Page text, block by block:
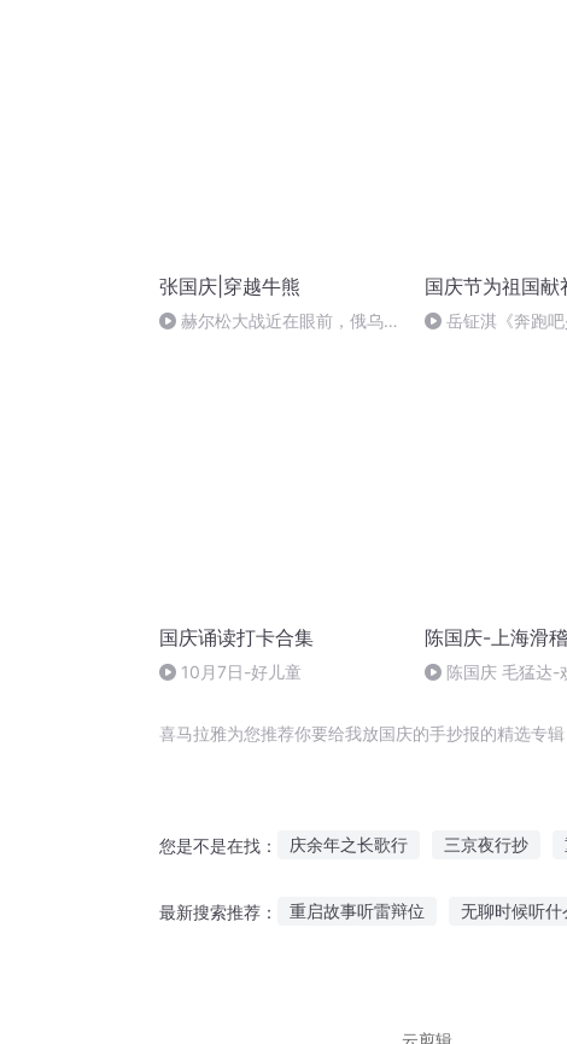
张国庆|穿越牛熊
赫尔松大战近在眼前，俄乌冲
国庆节为祖国献
岳钲淇《奔跑吧
国庆诵读打卡合集
10月7日-好儿童
陈国庆-上海滑稽
陈国庆 毛猛达-
喜马拉雅为您推荐你要给我放国庆的手抄报的精选专
您是不是在找： 庆余年之长歌行 三京夜行抄
最新搜索推荐： 重启故事听雷辩位 无聊时候听什
云剪辑